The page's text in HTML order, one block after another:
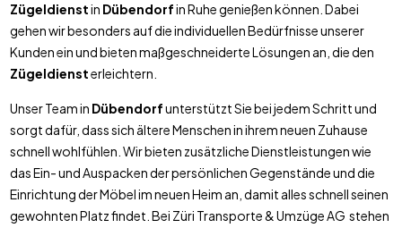
Zügeldienstin Dübendorfin Ruhe genießen können. Dabei
gehen wir besonders auf die individuellen Bedürfnisse unserer
Kunden ein und bieten maßgeschneiderte Lösungen an, die den
Zügeldiensterleichtern.
Unser Team in Dübendorfunterstützt Sie bei jedem Schritt und
sorgt dafür, dass sich ältere Menschen in ihrem neuen Zuhause
schnell wohlfühlen. Wir bieten zusätzliche Dienstleistungen wie
das Ein- und Auspacken der persönlichen Gegenstände und die
Einrichtung der Möbel im neuen Heim an, damit alles schnell seinen
gewohnten Platz findet. Bei Züri Transporte & Umzüge AG stehen